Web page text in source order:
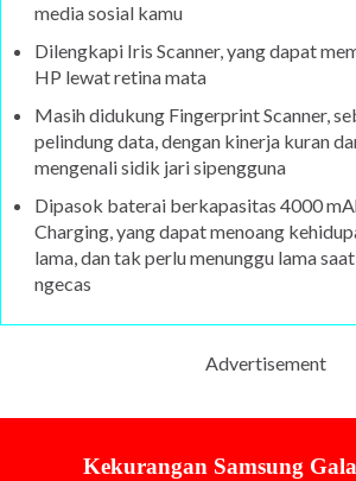
media sosial kamu
Dilengkapi Iris Scanner, yang dapat
HP lewat retina mata
Masih didukung Fingerprint Scanner,
pelindung data, dengan kinerja kuran
mengenali sidik jari sipengguna
Dipasok baterai berkapasitas 4000
Charging, yang dapat menoang
lama, dan tak perlu menunggu lama
ngecas
Advertisement
Kekurangan Samsung